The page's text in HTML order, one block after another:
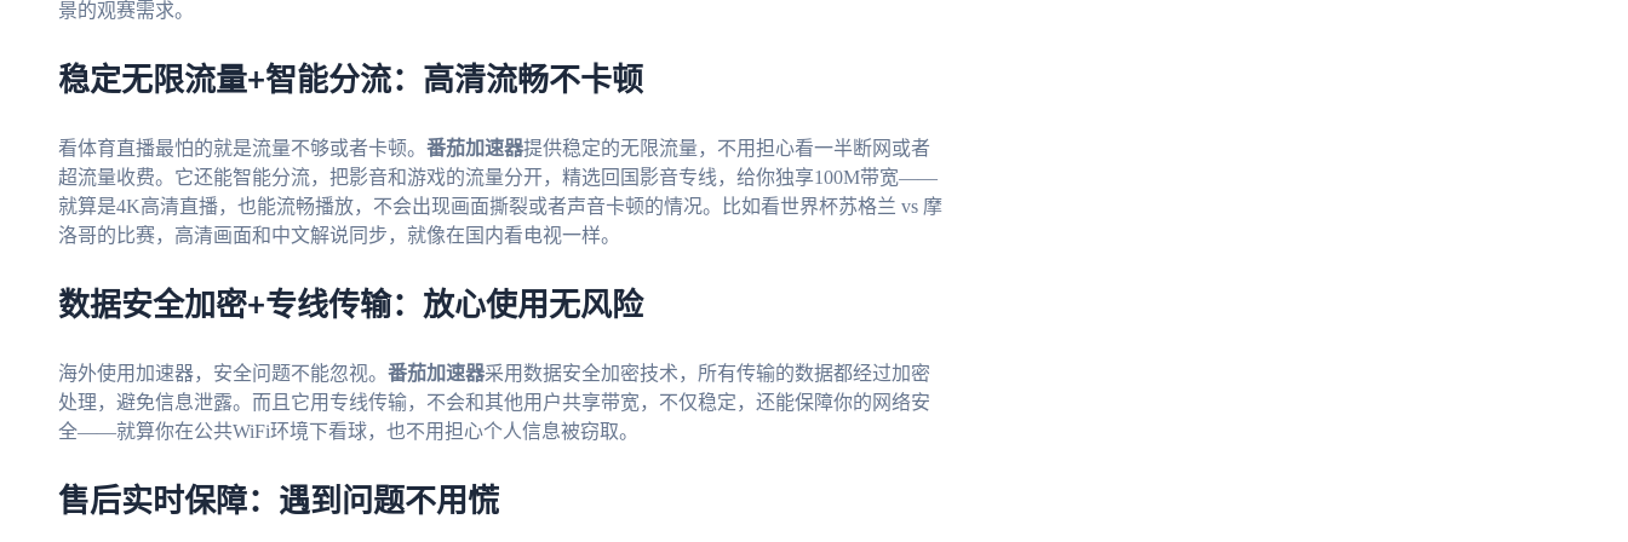
景的观赛需求。
稳定无限流量+智能分流：高清流畅不卡顿
看体育直播最怕的就是流量不够或者卡顿。 番茄加速器提供稳定的无限流量，不用担心看一半断网或者
超流量收费。它还能智能分流，把影音和游戏的流量分开，精选回国影音专线，给你独享100M带宽——
就算是4K高清直播，也能流畅播放，不会出现画面撕裂或者声音卡顿的情况。比如看世界杯苏格兰 vs 摩
洛哥的比赛，高清画面和中文解说同步，就像在国内看电视一样。
数据安全加密+专线传输：放心使用无风险
海外使用加速器，安全问题不能忽视。 番茄加速器采用数据安全加密技术，所有传输的数据都经过加密
处理，避免信息泄露。而且它用专线传输，不会和其他用户共享带宽，不仅稳定，还能保障你的网络安
全——就算你在公共WiFi环境下看球，也不用担心个人信息被窃取。
售后实时保障：遇到问题不用慌